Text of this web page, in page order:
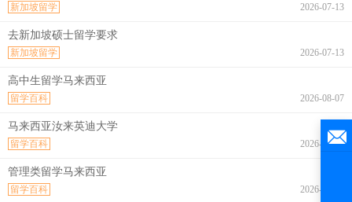
2026-07-13
新加坡留学
去新加坡硕士留学要求
2026-07-13
新加坡留学
高中生留学马来西亚
2026-08-07
留学百科
马来西亚汝来英迪大学
2026-08-07
留学百科
管理类留学马来西亚
2026-08-07
留学百科